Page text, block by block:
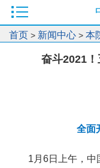
首页 > 新闻中心 > 本
奋斗2021！
全面
1月6日上午，中